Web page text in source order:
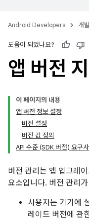
Android Developers 개
도움이 되었나요?
앱 버전
이 페이지의 내용
앱 버전 정보 설정
버전 설정
버전 값 정의
API 수준 (SDK 버전) 요구
버전 관리는 앱 업그레
요소입니다. 버전 관리
사용자는 기기에
레이드 버전에 관